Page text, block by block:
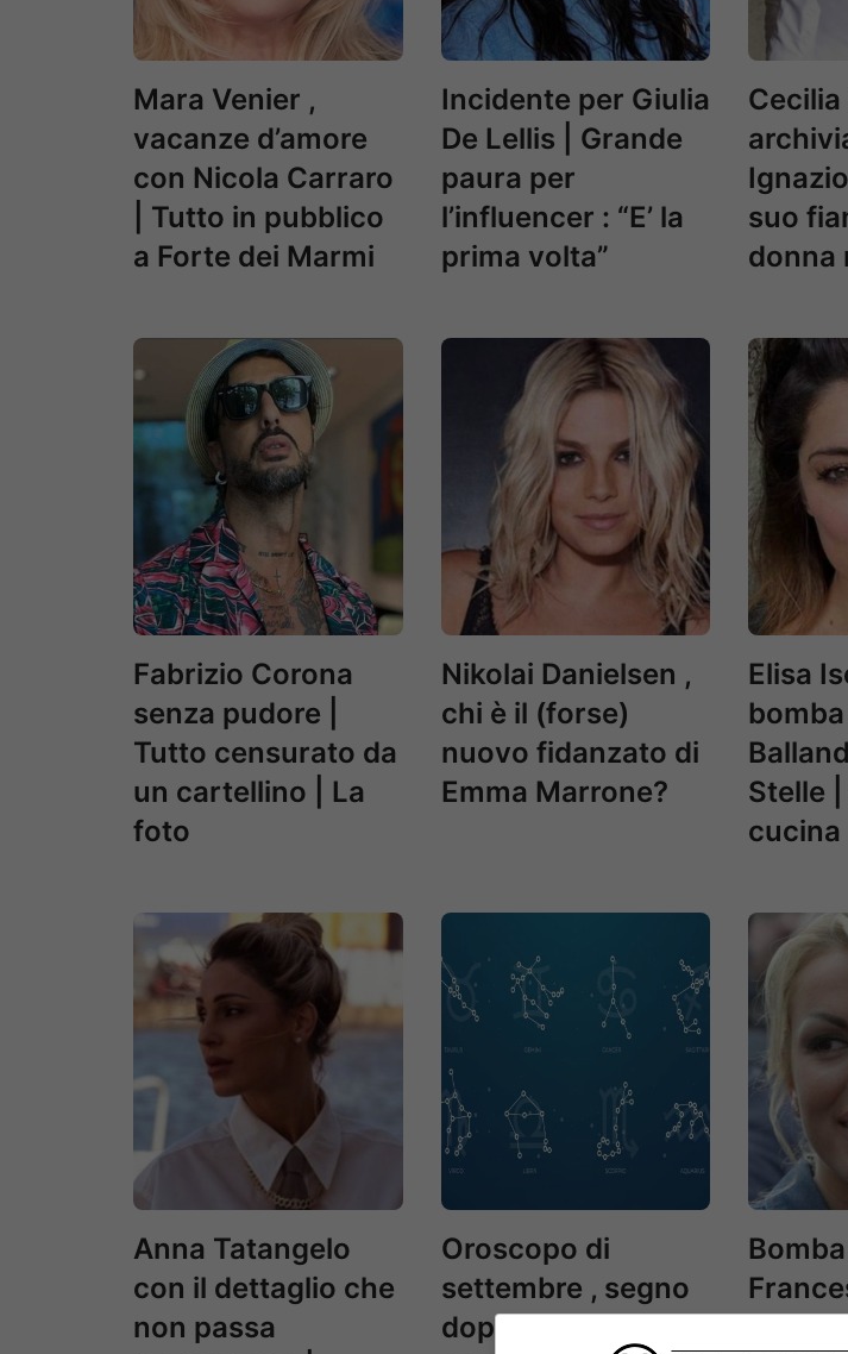
Mara Venier ,
vacanze d’amore
con Nicola Carraro
| Tutto in pubblico
a Forte dei Marmi
Incidente per Giulia
De Lellis | Grande
paura per
l’influencer : “E’ la
prima volta”
suo
donna
Fabrizio Corona
senza pudore |
Tutto censurato da
un cartellino | La
foto
Nikolai Danielsen ,
chi è il (forse)
nuovo fidanzato di
Emma Marrone?
Elisa
Stelle
cucina
Anna Tatangelo
con il dettaglio che
non passa
Oroscopo di
settembre , segno
dopo segno : ecco
la